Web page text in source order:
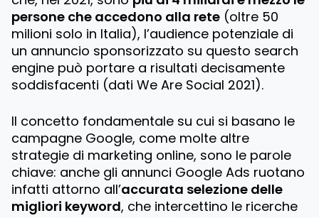
persone che accedono alla rete (oltre 50
milioni solo in Italia), l’audience potenziale di
un annuncio sponsorizzato su questo search
engine può portare a risultati decisamente
soddisfacenti (dati We Are Social 2021).
Il concetto fondamentale su cui si basano le
campagne Google, come molte altre
strategie di marketing online, sono le parole
chiave: anche gli annunci Google Ads ruotano
infatti attorno all’accurata selezione delle
migliori keyword, che intercettino le ricerche